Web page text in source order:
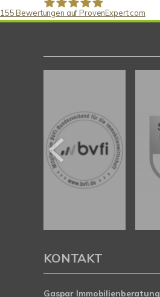
155 Bewertungen auf ProvenExpert.com
KONTAKT
Gaspar Immobilienberatung